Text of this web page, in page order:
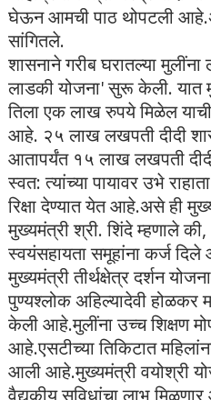
घेऊन आमची पाठ थोपटली
सांगितले.
शासनाने गरीब घरातल्या
लाडकी योजना' सुरू केली. यात
तिला एक लाख रुपये मिळेल
आहे. २५ लाख लखपती दीदी
आतापर्यंत १५ लाख लखपती
स्वत: त्यांच्या पायावर उभे
रिक्षा देण्यात येत आहे.असे ही
मुख्यमंत्री श्री. शिंदे म्हणाले
स्वयंसहायता समूहांना कर्ज दिले
मुख्यमंत्री तीर्थक्षेत्र दर्शन
पुण्यश्लोक अहिल्यादेवी होळकर
केली आहे.मुलींना उच्च शिक्षण
आहे.एसटीच्या तिकिटात
आली आहे.मुख्यमंत्री वयोश्री
वैद्यकीय सुविधांचा लाभ